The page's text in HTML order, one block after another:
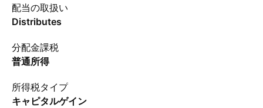
配当の取扱い
Distributes
分配金課税
普通所得
所得税タイプ
キャピタルゲイン